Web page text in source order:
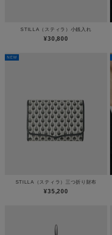
STILLA（スティラ）小銭入れ
¥30,800
NEW
STILLA（スティラ）三つ折り財布
¥35,200